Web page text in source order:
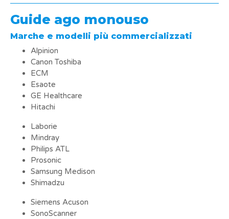
Guide ago monouso
Marche e modelli più commercializzati
Alpinion
Canon Toshiba
ECM
Esaote
GE Healthcare
Hitachi
Laborie
Mindray
Philips ATL
Prosonic
Samsung Medison
Shimadzu
Siemens Acuson
SonoScanner